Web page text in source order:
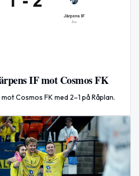
IF mot Cosmos FK
Cosmos FK med 2–1 på Råplan.